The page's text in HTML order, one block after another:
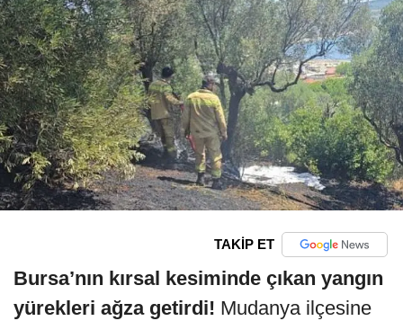
TAKİP ET
Bursa’nın kırsal kesiminde çıkan yangın
yürekleri ağza getirdi! Mudanya ilçesine